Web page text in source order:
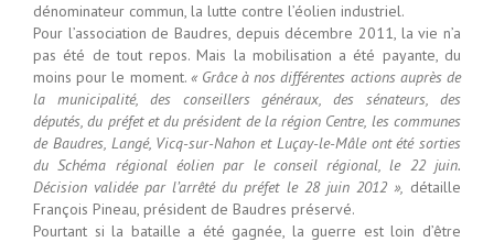
dénominateur commun, la lutte contre l’éolien industriel.
Pour l’association de Baudres, depuis décembre 2011, la vie n’a
pas été de tout repos. Mais la mobilisation a été payante, du
moins pour le moment. « Grâce à nos différentes actions auprès de
la municipalité, des conseillers généraux, des sénateurs, des
députés, du préfet et du président de la région Centre, les communes
de Baudres, Langé, Vicq-sur-Nahon et Luçay-le-Mâle ont été sorties
du Schéma régional éolien par le conseil régional, le 22 juin.
Décision validée par l’arrêté du préfet le 28 juin 2012 », détaille
François Pineau, président de Baudres préservé.
Pourtant si la bataille a été gagnée, la guerre est loin d’être